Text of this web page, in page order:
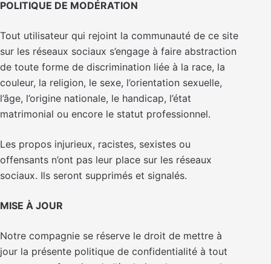
POLITIQUE DE MODÉRATION
Tout utilisateur qui rejoint la communauté de ce site
sur les réseaux sociaux s’engage à faire abstraction
de toute forme de discrimination liée à la race, la
couleur, la religion, le sexe, l’orientation sexuelle,
l’âge, l’origine nationale, le handicap, l’état
matrimonial ou encore le statut professionnel.
Les propos injurieux, racistes, sexistes ou
offensants n’ont pas leur place sur les réseaux
sociaux. Ils seront supprimés et signalés.
MISE À JOUR
Notre compagnie se réserve le droit de mettre à
jour la présente politique de confidentialité à tout